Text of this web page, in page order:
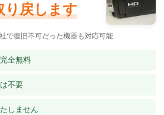
り戻します
で復旧不可だった機器も対応可能
全無料
不要
しません